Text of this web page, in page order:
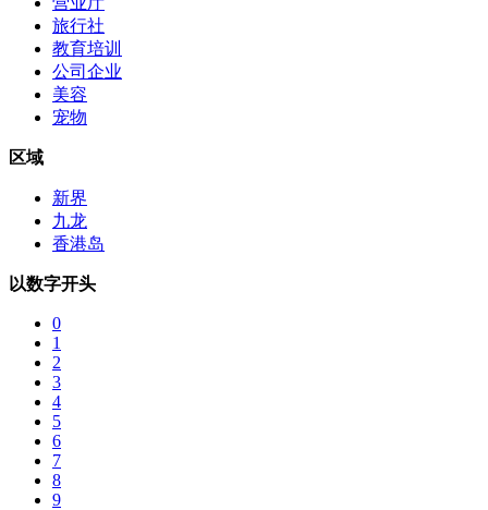
旅行社
教育培训
公司企业
美容
宠物
区域
新界
九龙
香港岛
以数字开头
0
1
2
3
4
5
6
7
8
9